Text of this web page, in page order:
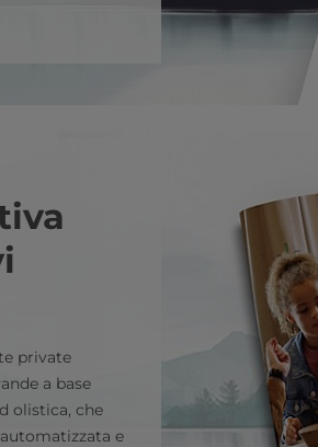
private
a base
olistica, che
e